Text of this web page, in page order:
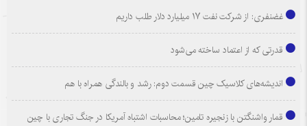
غضنفری: از شرکت نفت ۱۷ میلیارد دلار طلب داریم
قدرتی که از اعتماد ساخته می‌شود
اندیشه‌های کلاسیک چین قسمت دوم: رشد و بالندگی همراه با هم
قمار واشنگتن با زنجیره تامین؛ محاسبات اشتباه آمریکا در جنگ تجاری با چین